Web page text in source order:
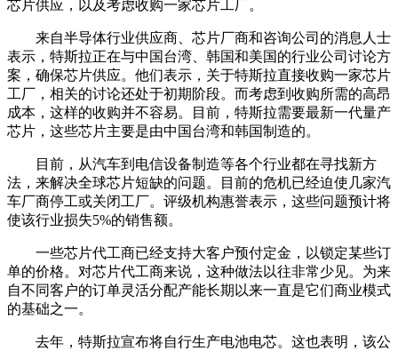
芯片供应，以及考虑收购一家芯片工厂。
来自半导体行业供应商、芯片厂商和咨询公司的消息人士
表示，特斯拉正在与中国台湾、韩国和美国的行业公司讨论方
案，确保芯片供应。他们表示，关于特斯拉直接收购一家芯片
工厂，相关的讨论还处于初期阶段。而考虑到收购所需的高昂
成本，这样的收购并不容易。目前，特斯拉需要最新一代量产
芯片，这些芯片主要是由中国台湾和韩国制造的。
目前，从汽车到电信设备制造等各个行业都在寻找新方
法，来解决全球芯片短缺的问题。目前的危机已经迫使几家汽
车厂商停工或关闭工厂。评级机构惠誉表示，这些问题预计将
使该行业损失5%的销售额。
一些芯片代工商已经支持大客户预付定金，以锁定某些订
单的价格。对芯片代工商来说，这种做法以往非常少见。为来
自不同客户的订单灵活分配产能长期以来一直是它们商业模式
的基础之一。
去年，特斯拉宣布将自行生产电池电芯。这也表明，该公